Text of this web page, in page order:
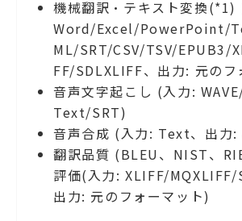
機械翻訳・テキスト変換(*1)
Word/Excel/PowerPoint/
ML/SRT/CSV/TSV/EPUB3/
FF/SDLXLIFF、出力: 元のフ
音声文字起こし (入力:
Text/SRT)
音声合成 (入力: Text、出力:
翻訳品質 (BLEU、NIST、
評価(入力: XLIFF/MQXLIFF/
出力: 元のフォーマット)